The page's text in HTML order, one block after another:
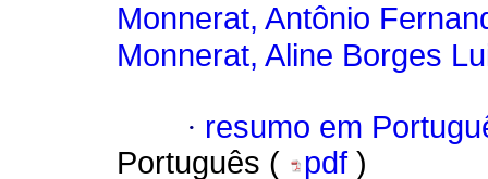
Monnerat, Antônio
Monnerat, Aline Borges
· resumo em
Português (
pdf )